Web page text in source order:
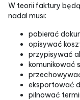
W teorii faktury
nadal musi:
pobierać
opisywać
przypisywać
komunikować
eksportować
pilnować